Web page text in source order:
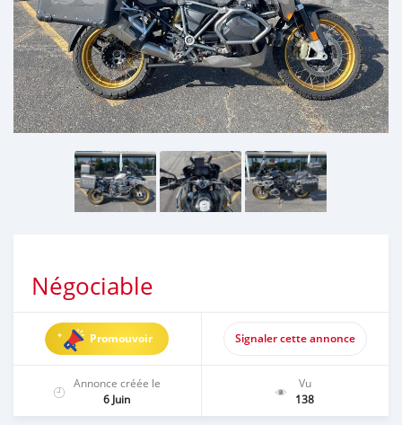
Négociable
Promouvoir Signaler cette annonce
Annonce créée le
6 Juin
Vu
138